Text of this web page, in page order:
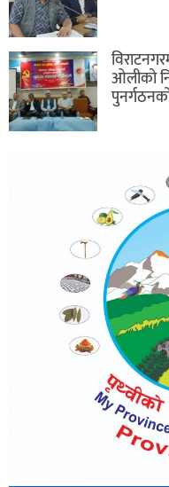
ओलीको